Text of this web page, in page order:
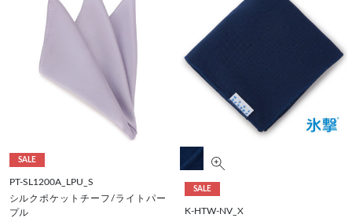
SALE
PT-SL1200A_LPU_S
シルクポケットチーフ/ライトパー
プル
SALE
K-HTW-NV_X